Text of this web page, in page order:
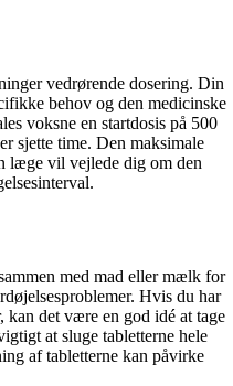
vedrørende dosering. Din
behov og den medicinske
voksne en startdosis på 500
sjette time. Den maksimale
læge vil vejlede dig om den
med mad eller mælk for
Hvis du har
kan det være en god idé at tage
at sluge tabletterne hele
af tabletterne kan påvirke